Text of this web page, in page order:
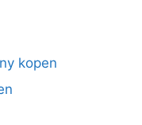
kopen